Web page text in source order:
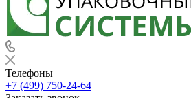
Телефоны
+7 (499) 750-24-64